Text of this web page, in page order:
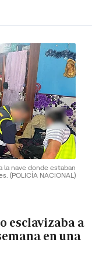
la nave donde estaban
(POLICÍA NACIONAL)
esclavizaba a
en una